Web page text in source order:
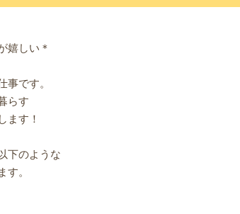
嬉しい＊
事です。
らす
ます！
下のような
。